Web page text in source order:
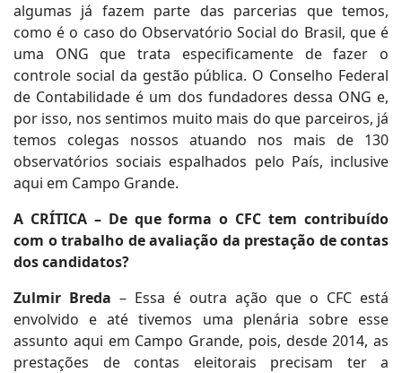
algumas já fazem parte das parcerias que temos,
como é o caso do Observatório Social do Brasil, que é
uma ONG que trata especificamente de fazer o
controle social da gestão pública. O Conselho Federal
de Contabilidade é um dos fundadores dessa ONG e,
por isso, nos sentimos muito mais do que parceiros, já
temos colegas nossos atuando nos mais de 130
observatórios sociais espalhados pelo País, inclusive
aqui em Campo Grande.
A CRÍTICA – De que forma o CFC tem contribuído
com o trabalho de avaliação da prestação de contas
dos candidatos?
Zulmir Breda – Essa é outra ação que o CFC está
envolvido e até tivemos uma plenária sobre esse
assunto aqui em Campo Grande, pois, desde 2014, as
prestações de contas eleitorais precisam ter a